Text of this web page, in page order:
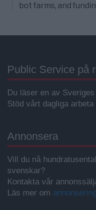
bot farms, and
Public Service på
Du läser en av
Stöd vårt dagliga arbeta
Annonsera
Vill du nå
svenskar?
Kontakta vår
Läs mer om annonsering